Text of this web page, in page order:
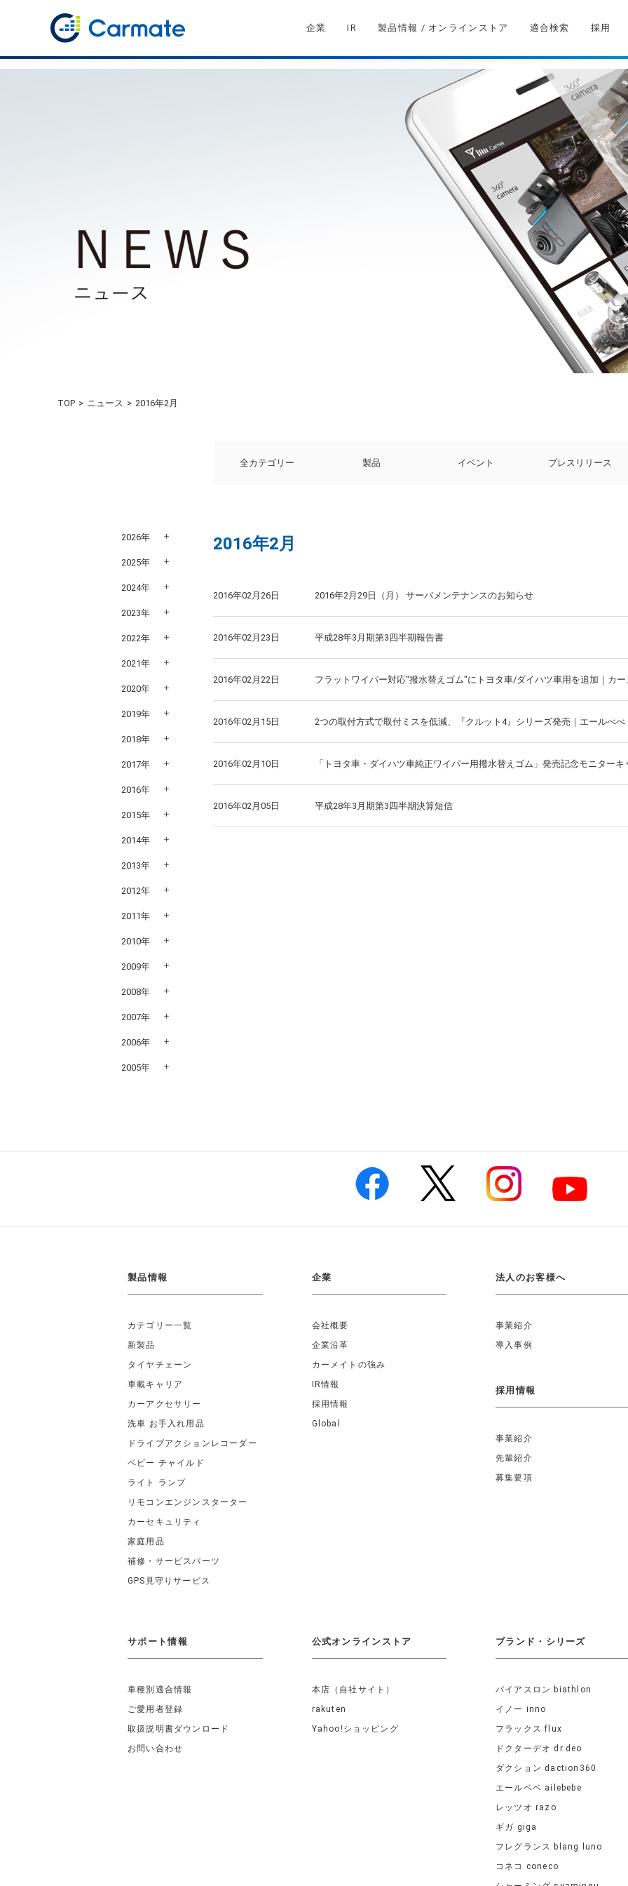
企業 IR 製品情報 / オンラインストア 適合検索 採用
TOP ニュース 2016年2月
全カテゴリー 製品 イベント プレスリリース
2016年2月
2016年02月26日 2016年2月29日（月） サーバメンテナンスのお知らせ
2016年02月23日 平成28年3月期第3四半期報告書
2016年02月22日 フラットワイパー対応"撥水替えゴム"にトヨタ車/ダイハツ車用を追加｜カー
2016年02月15日 2つの取付方式で取付ミスを低減、『クルット4』シリーズ発売｜エールべべ
2016年02月10日 「トヨタ車・ダイハツ車純正ワイパー用撥水替えゴム」発売記念モニターキ
2016年02月05日 平成28年3月期第3四半期決算短信
2026年
2025年
2024年
2023年
2022年
2021年
2020年
2019年
2018年
2017年
2016年
2015年
2014年
2013年
2012年
2011年
2010年
2009年
2008年
2007年
2006年
2005年
製品情報
カテゴリー一覧
新製品
タイヤチェーン
車載キャリア
カーアクセサリー
洗車 お手入れ用品
ドライブアクションレコーダー
ベビー チャイルド
ライト ランプ
リモコンエンジンスターター
カーセキュリティ
家庭用品
補修・サービスパーツ
GPS見守りサービス
企業
会社概要
企業沿革
カーメイトの強み
IR情報
採用情報
Global
法人のお客様へ
事業紹介
導入事例
採用情報
事業紹介
先輩紹介
募集要項
サポート情報
車種別適合情報
ご愛用者登録
取扱説明書ダウンロード
お問い合わせ
公式オンラインストア
本店（自社サイト）
rakuten
Yahoo!ショッピング
ブランド・シリーズ
バイアスロン biathlon
イノー inno
フラックス flux
ドクターデオ dr.deo
ダクション daction360
エールベベ ailebebe
レッツオ razo
ギガ giga
フレグランス blang luno
コネコ coneco